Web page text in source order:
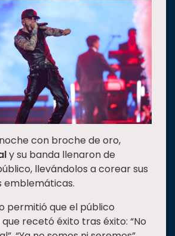
con broche de oro,
y su banda llenaron de
llevándolos a corear sus
emblemáticas.
permitió que el público
recetó éxito tras éxito: “No